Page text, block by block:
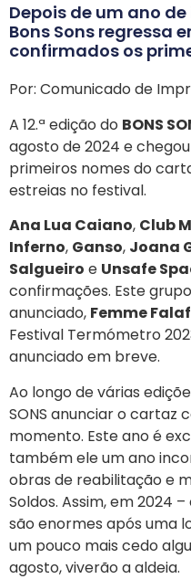
Depois de um ano
Bons Sons regressa
confirmados os
Por: Comunicado de
A 12.ª edição do BONS
agosto de 2024 e
primeiros nomes do
estreias no festival.
Ana Lua Caiano, Club
Inferno, Ganso, Joana
Salgueiro e Unsafe
confirmações. Este
anunciado, Femme
Festival Termómetro
anunciado em breve.
Ao longo de várias
SONS anunciar o cartaz
momento. Este ano é
também ele um ano
obras de reabilitação e
Soldos. Assim, em 2024
são enormes após uma
um pouco mais cedo
agosto, viverão a aldeia.